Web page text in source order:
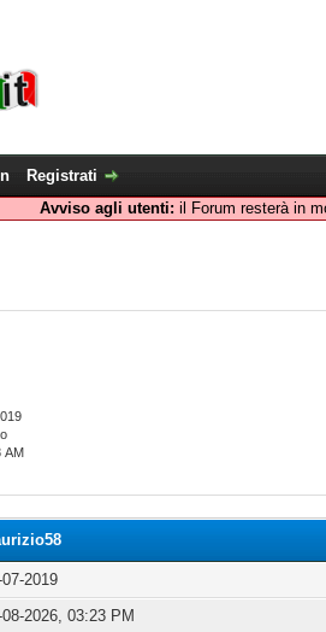
Registrati
Avviso agli utenti: il Forum resterà in
AM
07-2019
2026, 03:23 PM